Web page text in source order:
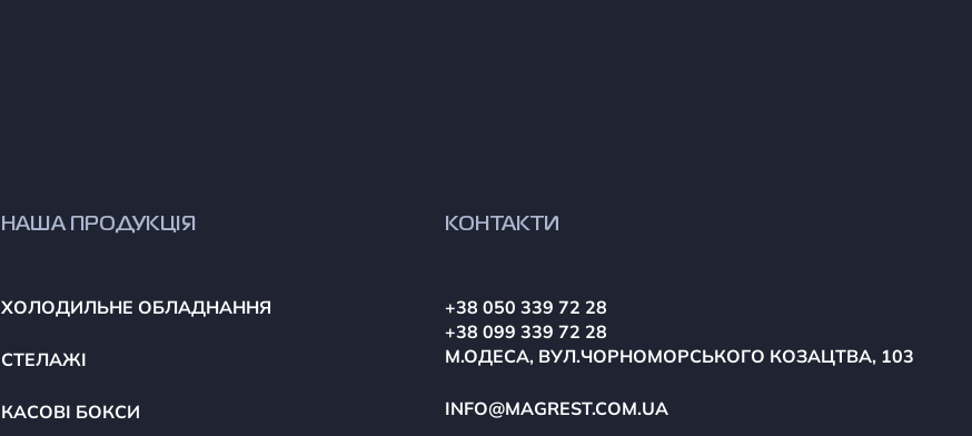
НАША ПРОДУКЦІЯ
ХОЛОДИЛЬНЕ ОБЛАДНАННЯ
СТЕЛАЖІ
КАСОВІ БОКСИ
КОНТАКТИ
+38 050 339 72 28
+38 099 339 72 28
М.ОДЕСА, ВУЛ.ЧОРНОМОРСЬКОГО КОЗАЦТВА, 103
INFO@MAGREST.COM.UA